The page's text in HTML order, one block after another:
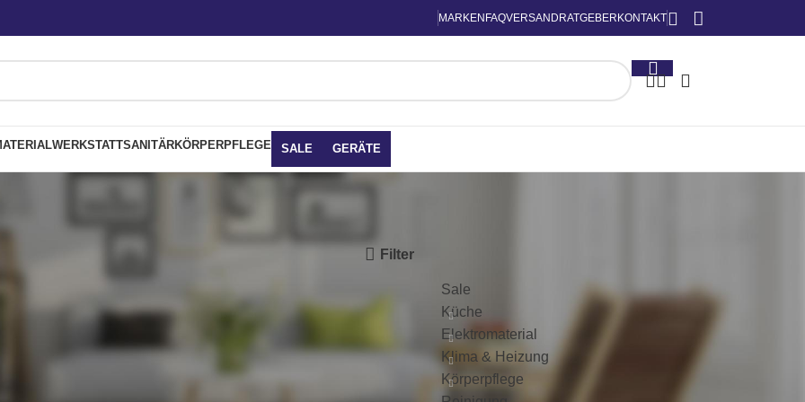
MARKEN FAQVERSAND RATGEBER KONTAKT
WERKSTATTSANITÄRKÖRPERPFLEGE SALE GERÄTE
Filter
Sale
Küche
Elektromaterial
Klima & Heizung
Körperpflege